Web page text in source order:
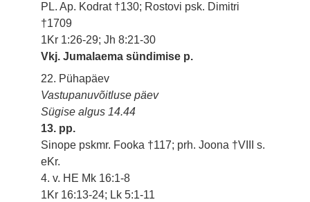
PL. Ap. Kodrat †130; Rostovi psk. Dimitri
†1709
1Kr 1:26-29; Jh 8:21-30
Vkj. Jumalaema sündimise p.
22. Pühapäev
Vastupanuvõitluse päev
Sügise algus 14.44
13. pp.
Sinope pskmr. Fooka †117; prh. Joona †VIII s.
eKr.
4. v. HE Mk 16:1-8
1Kr 16:13-24; Lk 5:1-11